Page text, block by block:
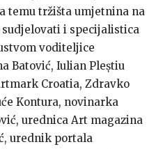
temu tržišta umjetnina na
i specijalistica
voditeljice
Batović, Iulian Pleștiu
Croatia, Zdravko
Kontura, novinarka
urednica Art magazina
urednik portala